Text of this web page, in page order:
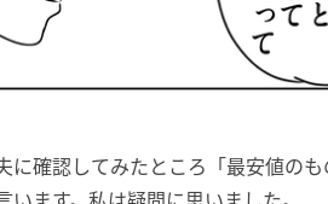
に確認してみたところ「最安値の